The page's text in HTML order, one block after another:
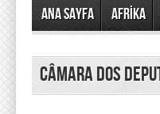
Ana Sayfa AFRİKA
Câmara dos